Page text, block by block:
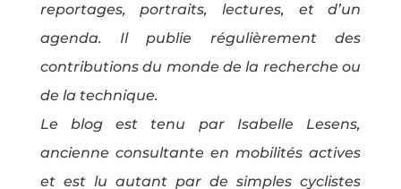
reportages, portraits, lectures, et d’un
agenda. Il publie régulièrement des
contributions du monde de la recherche ou
de la technique.
Le blog est tenu par Isabelle Lesens,
ancienne consultante en mobilités actives
et est lu autant par de simples cyclistes